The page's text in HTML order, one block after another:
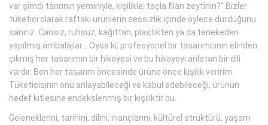
var şimdi tanrının yeminiyle, kişilikle, taçla filan zeytinin?” Bizler
tüketici olarak raftaki ürünlerin sessizlik içinde öylece durduğunu
sanırız. Cansız, ruhsuz, kağıttan, plastikten ya da tenekeden
yapılmış ambalajlar... Oysa ki, profesyonel bir tasarımcının elinden
çıkmış her tasarımın bir hikayesi ve bu hikayeyi anlatan bir dili
vardır. Ben her tasarım öncesinde ürüne önce kişilik veririm.
Tüketicisinin onu anlayabileceği ve kabul edebileceği, ürünün
hedef kitlesine endekslenmiş bir kişiliktir bu.
Geleneklerini, tarihini, dilini, inançlarını, kültürel strüktürü, yaşam